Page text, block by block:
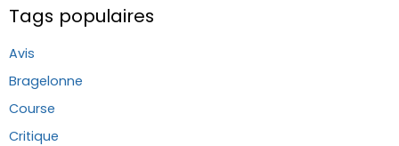
Tags populaires
Avis
Bragelonne
Course
Critique